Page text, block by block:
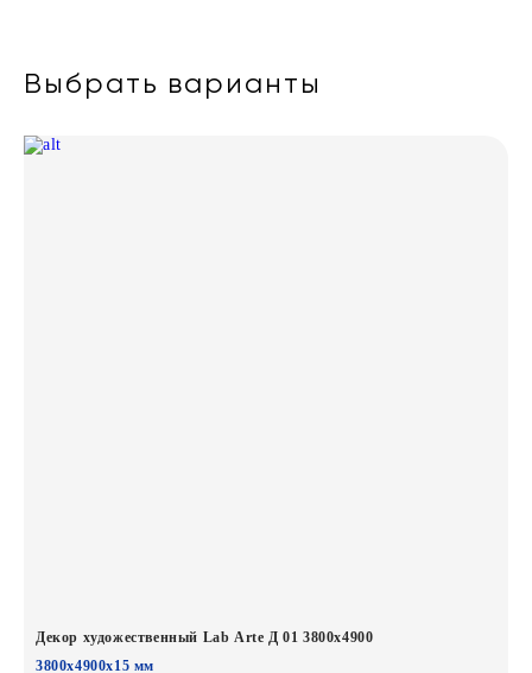
Выбрать варианты
Декор художественный Lab Arte Д 01 3800х4900
3800х4900х15 мм